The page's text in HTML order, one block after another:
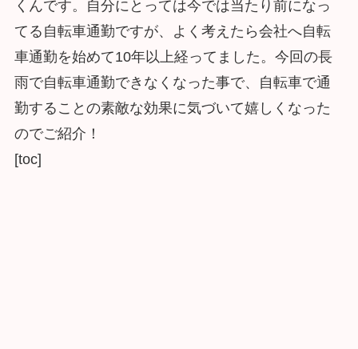
くんです。自分にとっては今では当たり前になっ
てる自転車通勤ですが、よく考えたら会社へ自転
車通勤を始めて10年以上経ってました。今回の長
雨で自転車通勤できなくなった事で、自転車で通
勤することの素敵な効果に気づいて嬉しくなった
のでご紹介！
[toc]